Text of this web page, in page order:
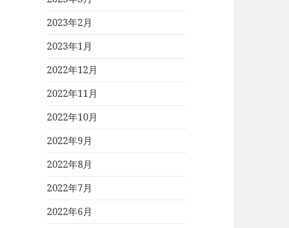
2023年2月
2023年1月
2022年12月
2022年11月
2022年10月
2022年9月
2022年8月
2022年7月
2022年6月